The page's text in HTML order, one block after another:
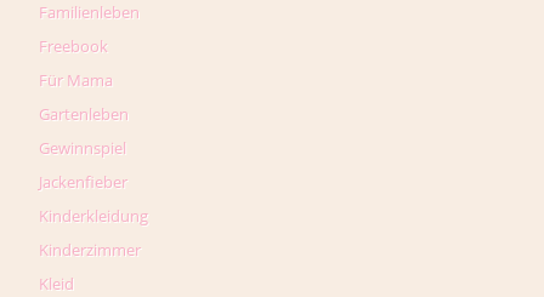
Familienleben
Freebook
Für Mama
Gartenleben
Gewinnspiel
Jackenfieber
Kinderkleidung
Kinderzimmer
Kleid